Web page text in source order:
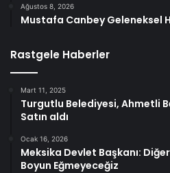
Ağustos 8, 2026
Mustafa Canbey Geleneksel
Rastgele Haberler
Mart 11, 2025
Turgutlu Belediyesi, Ahmetli
Satın aldı
Ocak 16, 2026
Meksika Devlet Başkanı:
Boyun Eğmeyeceğiz